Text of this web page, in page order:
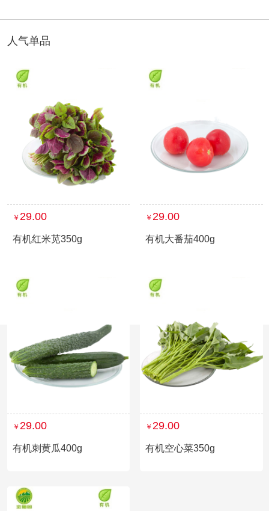
人气单品
￥ 29.00
有机红米苋350g
￥ 29.00
有机大番茄400g
￥ 29.00
有机刺黄瓜400g
￥29.00
有机空心菜350g